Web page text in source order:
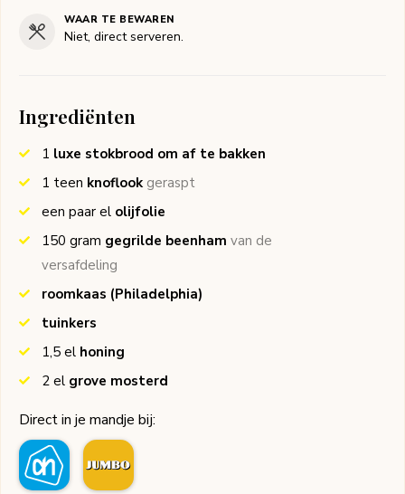
WAAR TE BEWAREN
Niet, direct serveren.
Ingrediënten
1 luxe stokbrood om af te bakken
1 teen knoflook geraspt
een paar el olijfolie
150 gram gegrilde beenham van de
versafdeling
roomkaas (Philadelphia)
tuinkers
1,5 el honing
2 el grove mosterd
Direct in je mandje bij: